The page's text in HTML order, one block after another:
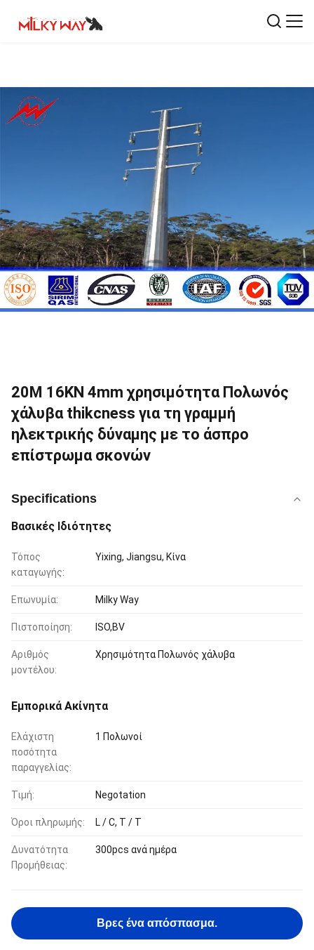
20M 16KN 4mm χρησιμότητα Πολωνός
χάλυβα thikcness για τη γραμμή
ηλεκτρικής δύναμης με το άσπρο
επίστρωμα σκονών
Specifications
Βασικές Ιδιότητες
Τόπος
καταγωγής:
Yixing, Jiangsu, Κίνα
Επωνυμία: Milky Way
Πιστοποίηση: ISO,BV
Αριθμός
μοντέλου:
Χρησιμότητα Πολωνός χάλυβα
Εμπορικά Ακίνητα
Ελάχιστη
ποσότητα
παραγγελίας:
1 Πολωνοί
Τιμή: Negotation
Όροι πληρωμής: L / C, T / T
Δυνατότητα
Προμήθειας:
300pcs ανά ημέρα
Βρες ένα απόσπασμα.